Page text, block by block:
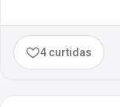
4 curtidas